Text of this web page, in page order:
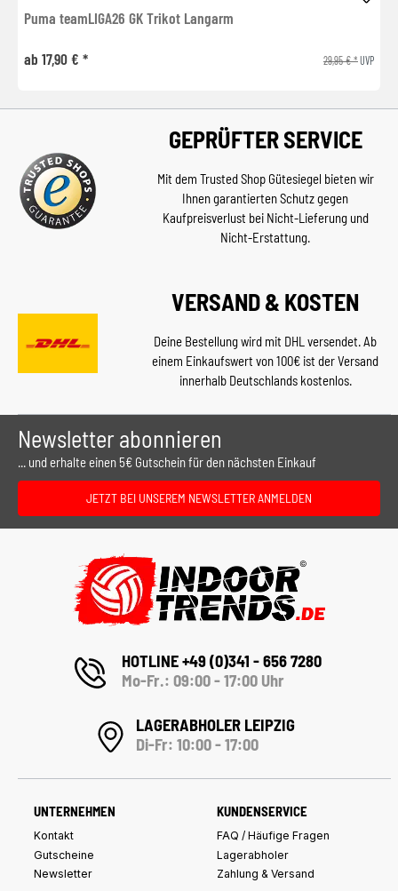
Puma teamLIGA26 GK Trikot Langarm
ab 17,90 € * 29,95 € *UVP
GEPRÜFTER SERVICE
Mit dem Trusted Shop Gütesiegel bieten wir
Ihnen garantierten Schutz gegen
Kaufpreisverlust bei Nicht-Lieferung und
Nicht-Erstattung.
VERSAND & KOSTEN
Deine Bestellung wird mit DHL versendet. Ab
einem Einkaufswert von 100€ ist der Versand
innerhalb Deutschlands kostenlos.
Newsletter abonnieren
... und erhalte einen 5€ Gutschein für den nächsten Einkauf
JETZT BEI UNSEREM NEWSLETTER ANMELDEN
HOTLINE +49 (0)341 - 656 7280
Mo-Fr.: 09:00 - 17:00 Uhr
LAGERABHOLER LEIPZIG
Di-Fr: 10:00 - 17:00
UNTERNEHMEN
Kontakt
Gutscheine
Newsletter
KUNDENSERVICE
FAQ / Häufige Fragen
Lagerabholer
Zahlung & Versand